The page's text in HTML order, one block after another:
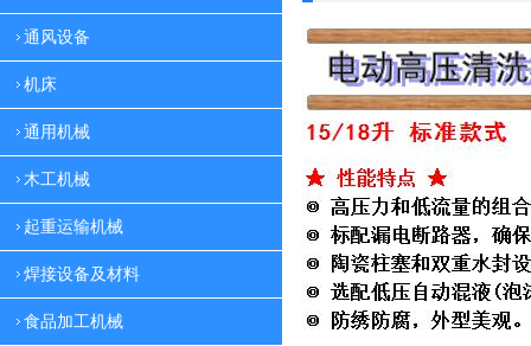
通风设备
机床
通用机械
木工机械
起重运输机械
焊接设备及材料
食品加工机械